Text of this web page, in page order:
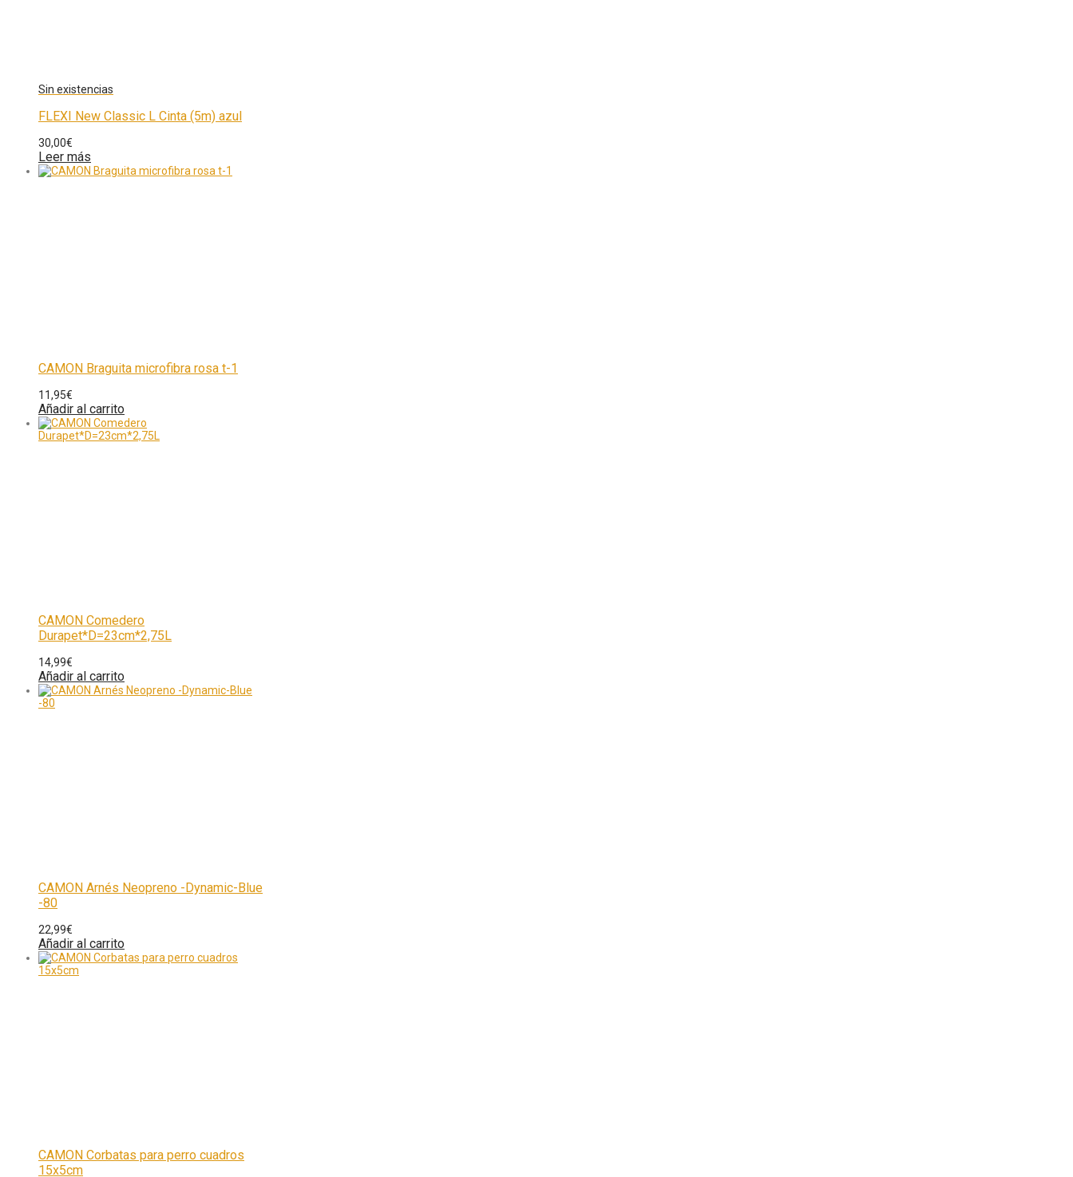
FLEXI New Classic L Cinta (5m) azul
30,00€
Leer más
CAMON Braguita microfibra rosa t-1
11,95€
Añadir al carrito
CAMON Comedero
Durapet*D=23cm*2,75L
14,99€
Añadir al carrito
CAMON Arnés Neopreno -Dynamic-Blue
-80
22,99€
Añadir al carrito
CAMON Corbatas para perro cuadros
15x5cm